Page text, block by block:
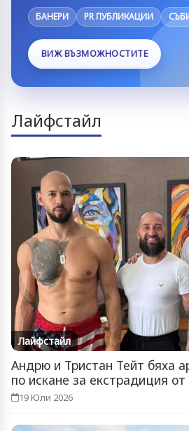
БАНЕРИ PR ПУБЛИКАЦИИ
ВИЖ ВЪЗМОЖНОСТИТЕ
Лайфстайл
Лайфстайл
Андрю и Тристан Тейт бяха
по искане за екстрадиция
19 Юли 2026